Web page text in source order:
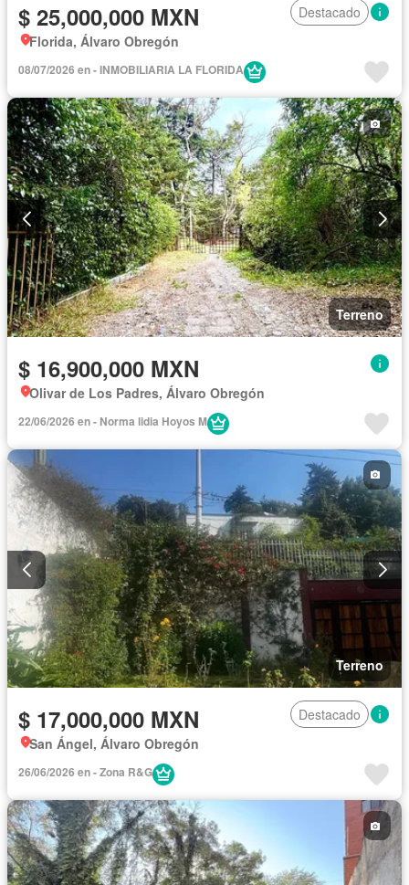
$ 25,000,000 MXN
Destacado
Florida, Álvaro Obregón
08/07/2026 en - INMOBILIARIA LA FLORIDA
Terreno
$ 16,900,000 MXN
Olivar de Los Padres, Álvaro Obregón
22/06/2026 en - Norma lidia Hoyos M
Terreno
$ 17,000,000 MXN
Destacado
San Ángel, Álvaro Obregón
26/06/2026 en - Zona R&G